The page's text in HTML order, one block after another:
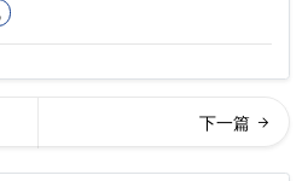
动冷却塔风机